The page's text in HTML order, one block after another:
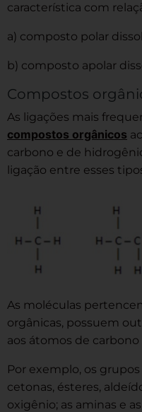
característica com
a) composto polar
b) composto apolar
Compostos
As ligações mais
compostos orgânicos
carbono e de
ligação entre esses
As moléculas
orgânicas, possuem
aos átomos de
Por exemplo, os
cetonas, ésteres,
oxigênio; as aminas e